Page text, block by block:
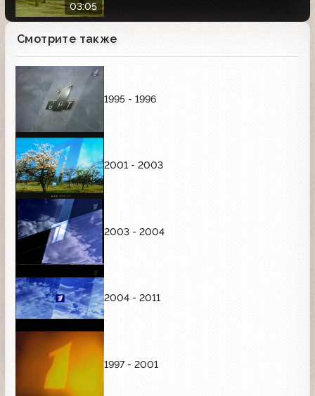
03:05
Смотрите также
1995 - 1996
2001 - 2003
2003 - 2004
2004 - 2011
1997 - 2001